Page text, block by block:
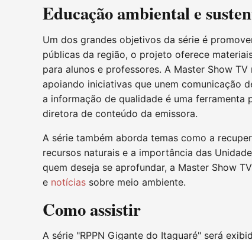
Educação ambiental e
Um dos grandes objetivos da série é
públicas da região, o projeto oferece
para alunos e professores. A Master Show
apoiando iniciativas que unem comunicação
a informação de qualidade é uma ferramenta
diretora de conteúdo da emissora.
A série também aborda temas como a
recursos naturais e a importância das
quem deseja se aprofundar, a Master Show
e notícias sobre meio ambiente.
Como assistir
A série "RPPN Gigante do Itaguaré" será